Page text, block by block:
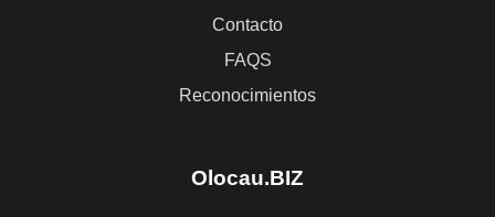
Contacto
FAQS
Reconocimientos
Olocau.BIZ